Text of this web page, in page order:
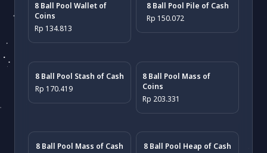
8 Ball Pool Wallet of
Coins
Rp 134.813
8 Ball Pool Pile of Cash
Rp 150.072
8 Ball Pool Stash of Cash
Rp 170.419
8 Ball Pool Mass of
Coins
Rp 203.331
8 Ball Pool Mass of Cash
8 Ball Pool Heap of Cash